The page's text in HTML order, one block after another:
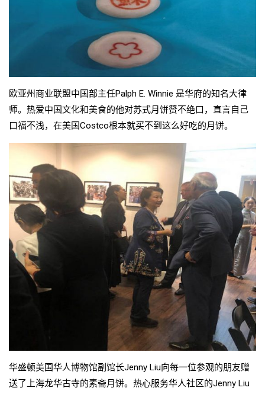
欧亚州商业联盟中国部主任Palph E. Winnie 是华府的知名大律
师。热爱中国文化和美食的他对苏式月饼赞不绝口，直言自己
口福不浅，在美国Costco根本就买不到这么好吃的月饼。
华盛顿美国华人博物馆副馆长Jenny Liu向每一位参观的朋友赠
送了上海龙华古寺的素斋月饼。热心服务华人社区的Jenny Liu